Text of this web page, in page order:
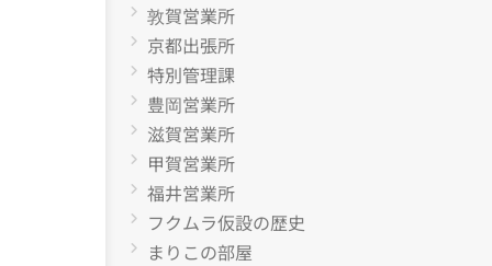
敦賀営業所
京都出張所
特別管理課
豊岡営業所
滋賀営業所
甲賀営業所
福井営業所
フクムラ仮設の歴史
まりこの部屋